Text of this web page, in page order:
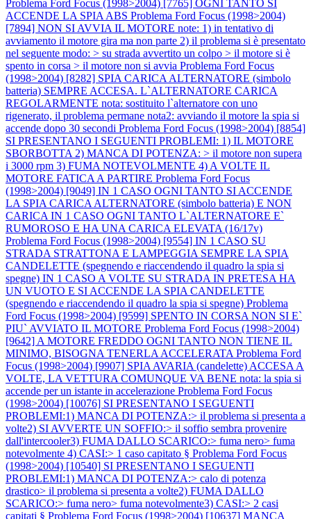
Problema Ford Focus (1998>2004) [7765] OGNI TANTO SI
ACCENDE LA SPIA ABS Problema Ford Focus (1998>2004)
[7894] NON SI AVVIA IL MOTORE note: 1) in tentativo di
avviamento il motore gira ma non parte 2) il problema si è presentato
nel seguente modo: > su strada avvertito un colpo > il motore si è
spento in corsa > il motore non si avvia Problema Ford Focus
(1998>2004) [8282] SPIA CARICA ALTERNATORE (simbolo
batteria) SEMPRE ACCESA. L`ALTERNATORE CARICA
REGOLARMENTE nota: sostituito l`alternatore con uno
rigenerato, il problema permane nota2: avviando il motore la spia si
accende dopo 30 secondi Problema Ford Focus (1998>2004) [8854]
SI PRESENTANO I SEGUENTI PROBLEMI: 1) IL MOTORE
SBORBOTTA 2) MANCA DI POTENZA: > il motore non supera
i 3000 rpm 3) FUMA NOTEVOLMENTE 4) A VOLTE IL
MOTORE FATICA A PARTIRE Problema Ford Focus
(1998>2004) [9049] IN 1 CASO OGNI TANTO SI ACCENDE
LA SPIA CARICA ALTERNATORE (simbolo batteria) E NON
CARICA IN 1 CASO OGNI TANTO L`ALTERNATORE E`
RUMOROSO E HA UNA CARICA ELEVATA (16/17v)
Problema Ford Focus (1998>2004) [9554] IN 1 CASO SU
STRADA STRATTONA E LAMPEGGIA SEMPRE LA SPIA
CANDELETTE (spegnendo e riaccendendo il quadro la spia si
spegne) IN 1 CASO A VOLTE SU STRADA IN PRETESA HA
UN VUOTO E SI ACCENDE LA SPIA CANDELETTE
(spegnendo e riaccendendo il quadro la spia si spegne) Problema
Ford Focus (1998>2004) [9599] SPENTO IN CORSA NON SI E`
PIU` AVVIATO IL MOTORE Problema Ford Focus (1998>2004)
[9642] A MOTORE FREDDO OGNI TANTO NON TIENE IL
MINIMO, BISOGNA TENERLA ACCELERATA Problema Ford
Focus (1998>2004) [9907] SPIA AVARIA (candelette) ACCESA A
VOLTE, LA VETTURA COMUNQUE VA BENE nota: la spia si
accende per un istante in accelerazione Problema Ford Focus
(1998>2004) [10076] SI PRESENTANO I SEGUENTI
PROBLEMI:1) MANCA DI POTENZA:> il problema si presenta a
volte2) SI AVVERTE UN SOFFIO:> il soffio sembra provenire
dall'intercooler3) FUMA DALLO SCARICO:> fuma nero> fuma
notevolmente 4) CASI:> 1 caso capitato § Problema Ford Focus
(1998>2004) [10540] SI PRESENTANO I SEGUENTI
PROBLEMI:1) MANCA DI POTENZA:> calo di potenza
drastico> il problema si presenta a volte2) FUMA DALLO
SCARICO:> fuma nero> fuma notevolmente3) CASI:> 2 casi
capitati § Problema Ford Focus (1998>2004) [10637] MANCA